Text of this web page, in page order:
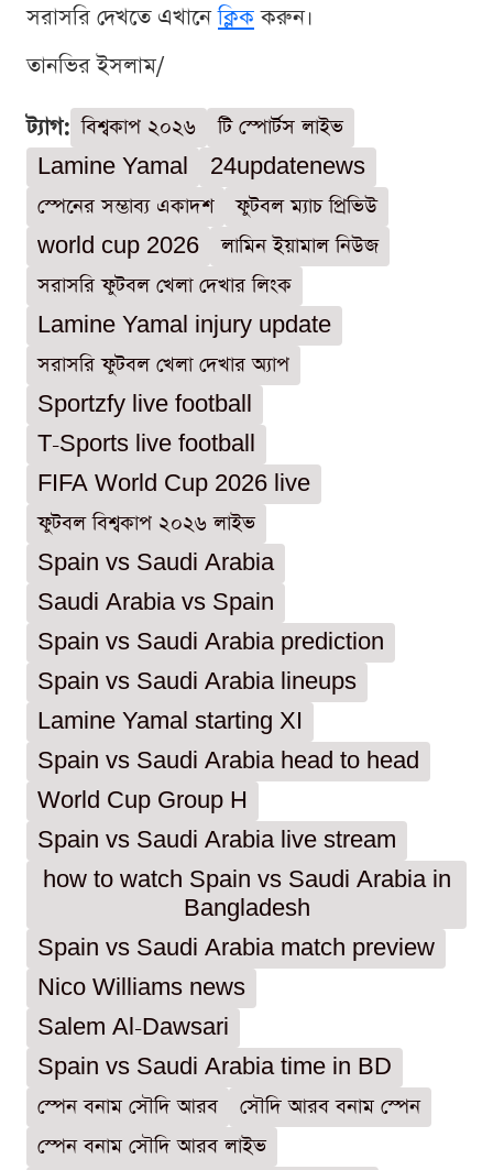
সরাসরি দেখতে এখানেক্লিককরুন।
তানভির ইসলাম/
ট্যাগ: বিশ্বকাপ ২০২৬
টি স্পোর্টস লাইভ
Lamine Yamal
24updatenews
স্পেনের সম্ভাব্য একাদশ
ফুটবল ম্যাচ প্রিভিউ
world cup 2026
লামিন ইয়ামাল নিউজ
সরাসরি ফুটবল খেলা দেখার লিংক
Lamine Yamal injury update
সরাসরি ফুটবল খেলা দেখার অ্যাপ
Sportzfy live football
T-Sports live football
FIFA World Cup 2026 live
ফুটবল বিশ্বকাপ ২০২৬ লাইভ
Spain vs Saudi Arabia
Saudi Arabia vs Spain
Spain vs Saudi Arabia prediction
Spain vs Saudi Arabia lineups
Lamine Yamal starting XI
Spain vs Saudi Arabia head to head
World Cup Group H
Spain vs Saudi Arabia live stream
how to watch Spain vs Saudi Arabia in
Bangladesh
Spain vs Saudi Arabia match preview
Nico Williams news
Salem Al-Dawsari
Spain vs Saudi Arabia time in BD
স্পেন বনাম সৌদি আরব
সৌদি আরব বনাম স্পেন
স্পেন বনাম সৌদি আরব লাইভ